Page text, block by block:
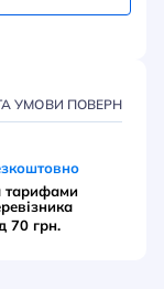
УМОВИ ПОВЕРНЕННЯ
тарифами
70 грн.